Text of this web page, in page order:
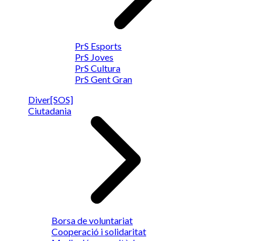
PrS Esports
PrS Joves
PrS Cultura
PrS Gent Gran
Diver[SOS]
Ciutadania
Borsa de voluntariat
Cooperació i solidaritat